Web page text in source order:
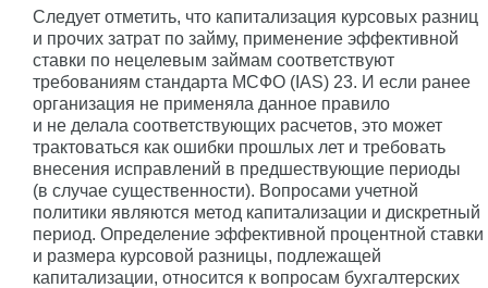
Следует отметить, что капитализация курсовых разниц
и прочих затрат по займу, применение эффективной
ставки по нецелевым займам соответствуют
требованиям стандарта МСФО (IAS) 23. И если ранее
организация не применяла данное правило
и не делала соответствующих расчетов, это может
трактоваться как ошибки прошлых лет и требовать
внесения исправлений в предшествующие периоды
(в случае существенности). Вопросами учетной
политики являются метод капитализации и дискретный
период. Определение эффективной процентной ставки
и размера курсовой разницы, подлежащей
капитализации, относится к вопросам бухгалтерских